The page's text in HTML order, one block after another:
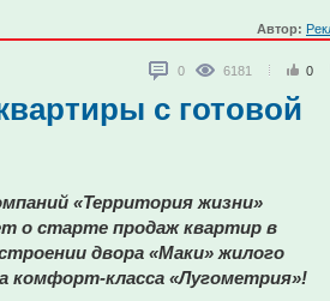
Автор:
0 6181 0
с готовой
«Территория жизни»
о старте продаж квартир в
двора «Маки» жилого
комфорт-класса «Лугометрия»!